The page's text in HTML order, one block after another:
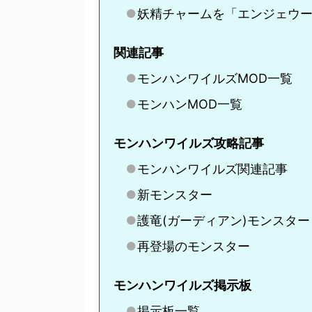
妖精チャームを「エンジェウ
関連記事
モンハンワイルズMOD一覧
モンハンMOD一覧
モンハンワイルズ攻略記事
モンハンワイルズ関連記事
新モンスター
護竜(ガーディアン)モンスター
再登場のモンスター
モンハンワイルズ掲示板